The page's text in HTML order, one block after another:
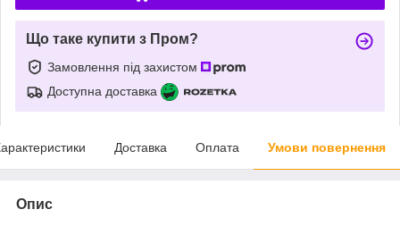
Що таке купити з Пром?
Замовлення під захистом
Доступна доставка
Доставка Оплата Умови повернення
Опис